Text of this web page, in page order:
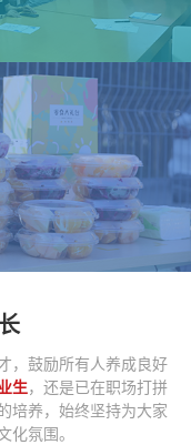
，鼓励所有人养成良好
生，还是已在职场打拼
培养，始终坚持为大家
化氛围。